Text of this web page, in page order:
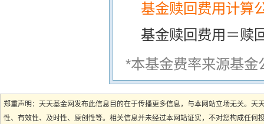
基金赎回费用计算
基金赎回费用＝赎
*本基金费率来源基
郑重声明：天天基金网发布此信息目的在于传播更多信息，与本网站立场无关。
性、有效性、及时性、原创性等。相关信息并未经过本网站证实，不对您构成任